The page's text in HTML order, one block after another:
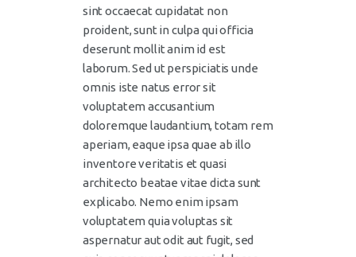
sint occaecat cupidatat non
proident, sunt in culpa qui officia
deserunt mollit anim id est
laborum. Sed ut perspiciatis unde
omnis iste natus error sit
voluptatem accusantium
doloremque laudantium, totam rem
aperiam, eaque ipsa quae ab illo
inventore veritatis et quasi
architecto beatae vitae dicta sunt
explicabo. Nemo enim ipsam
voluptatem quia voluptas sit
aspernatur aut odit aut fugit, sed